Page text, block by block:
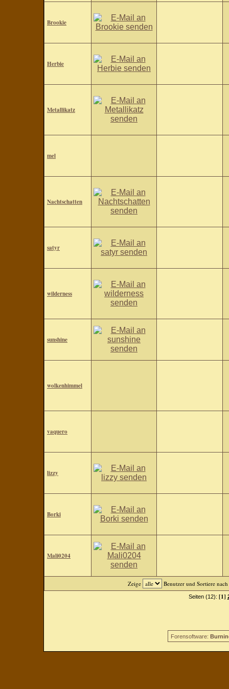
Brookie
Herbie
Metallikatz
mel
Nachtschatten
satyr
wilderness
sunshine
wolkenhimmel
vaquero
lizzy
Borki
Mali0204
Zeige Benutzer und Sortiere nach
Seiten (12): [1]
Forensoftware: